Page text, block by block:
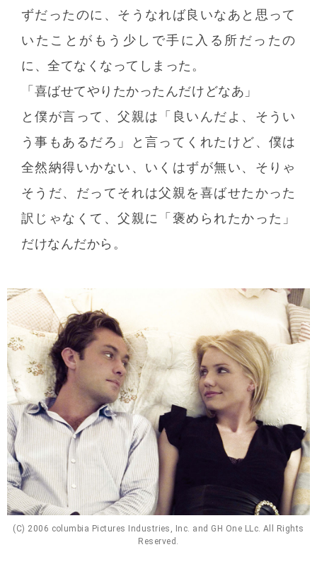
ずだったのに、そうなれば良いなあと思って
いたことがもう少しで手に入る所だったの
に、全てなくなってしまった。
「喜ばせてやりたかったんだけどなあ」
と僕が言って、父親は「良いんだよ、そうい
う事もあるだろ」と言ってくれたけど、僕は
全然納得いかない、いくはずが無い、そりゃ
そうだ、だってそれは父親を喜ばせたかった
訳じゃなくて、父親に「褒められたかった」
だけなんだから。
(C) 2006 columbia Pictures Industries, Inc. and GH One LLc. All Rights
Reserved.